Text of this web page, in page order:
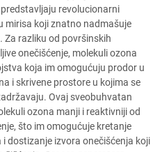
revolucionarni
mirisa koji znatno nadmašuje
Za razliku od površinskih
onečišćenje, molekuli ozona
koja im omogućuju prodor u
i skrivene prostore u kojima se
Ovaj sveobuhvatan
ozona manji i reaktivniji od
što im omogućuje kretanje
dostizanje izvora onečišćenja koji